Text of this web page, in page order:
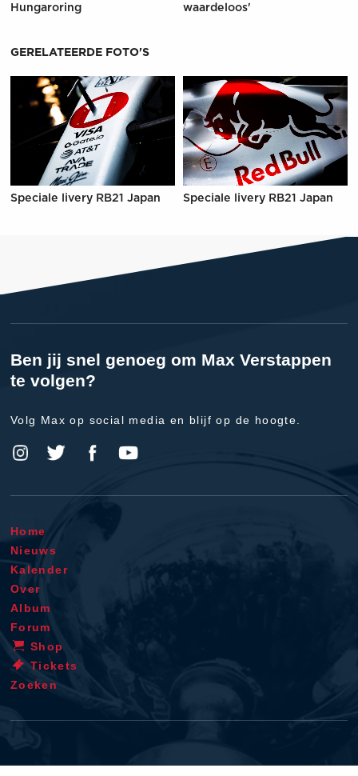
Hungaroring
waardeloos'
GERELATEERDE FOTO'S
Speciale livery RB21 Japan Speciale livery RB21 Japan
Ben jij snel genoeg om Max Verstappen
te volgen?
Volg Max op social media en blijf op de hoogte.
Home
Nieuws
Kalender
Over
Album
Forum
Shop
Tickets
Zoeken